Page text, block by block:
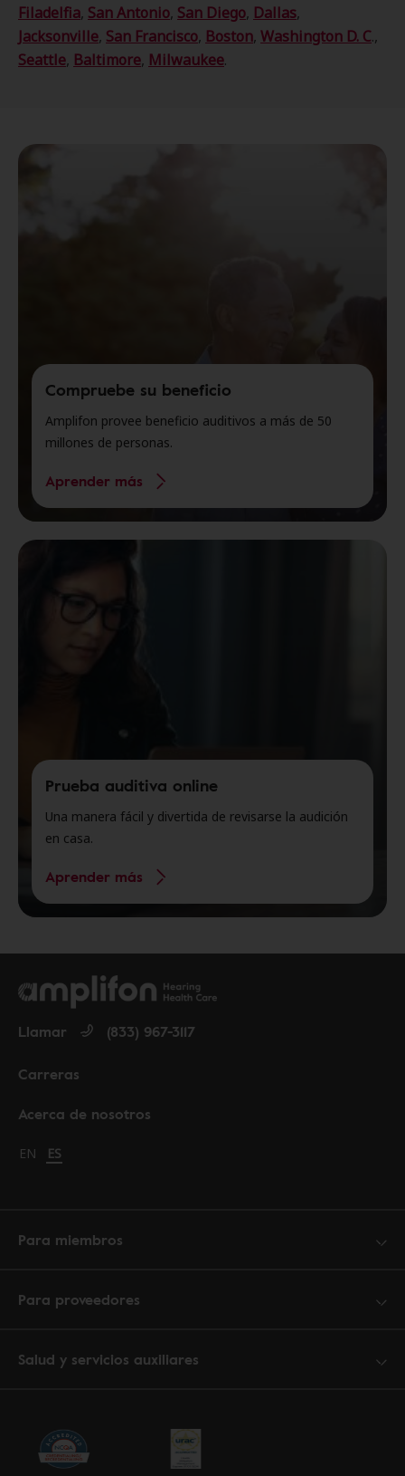
Filadelfia, San Antonio, San Diego, Dallas,
Jacksonville, San Francisco, Boston, Washington D. C.,
Seattle, Baltimore, Milwaukee.
Compruebe su beneficio
Amplifon provee beneficio auditivos a más de 50
millones de personas.
Aprender más
Prueba auditiva online
Una manera fácil y divertida de revisarse la audición
en casa.
Aprender más
Acerca de nosotros
Carreras
Llamar (833) 967-3117
Change language to English
EN Cambiar idioma a español
ES
Para miembros
Para proveedores
Salud y servicios auxiliares